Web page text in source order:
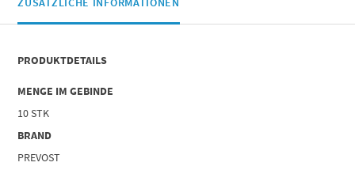
=
Menge
PRODUKTDETAILS
MENGE IM GEBINDE
10 STK
BRAND
PREVOST